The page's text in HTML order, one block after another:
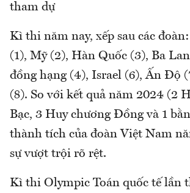
tham dự
Kì thi năm nay, xếp sau các
(1), Mỹ (2), Hàn Quốc (3), Ba
đồng hạng (4), Israel (6), Ấn Độ
(8). So với kết quả năm 2024 (2
Bạc, 3 Huy chương Đồng và 1
thành tích của đoàn Việt Nam
sự vượt trội rõ rệt.
Kì thi Olympic Toán quốc tế lần